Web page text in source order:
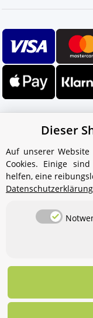
Ihr WhatsApp-
Service
von
Hallo und
Ihnen
Dieser
Auf unserer
Cookies. Einige
helfen, eine
Datenschutzerklärung